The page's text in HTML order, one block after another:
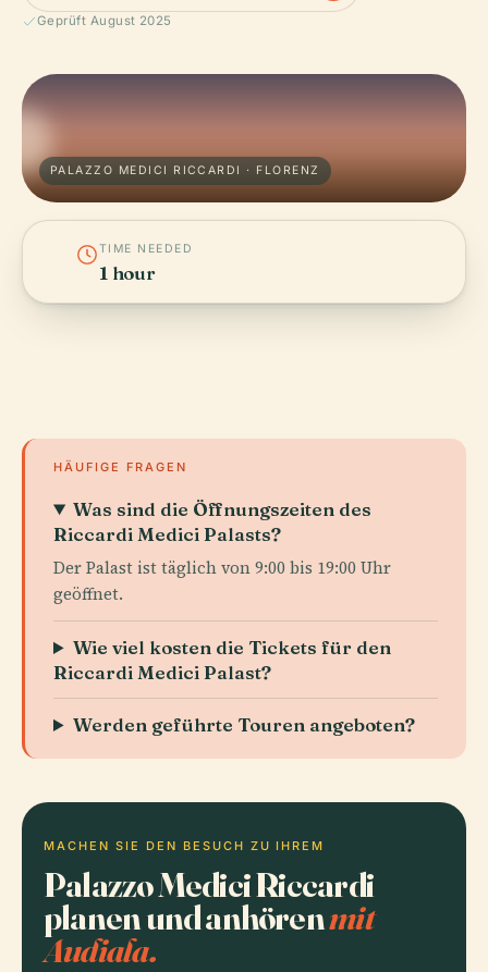
Geprüft August 2025
PALAZZO MEDICI RICCARDI · FLORENZ
TIME NEEDED
1 hour
HÄUFIGE FRAGEN
Was sind die Öffnungszeiten des
Riccardi Medici Palasts?
Der Palast ist täglich von 9:00 bis 19:00 Uhr
geöffnet.
Wie viel kosten die Tickets für den
Riccardi Medici Palast?
Werden geführte Touren angeboten?
MACHEN SIE DEN BESUCH ZU IHREM
Palazzo Medici Riccardi
planen und anhörenmit
Audiala.